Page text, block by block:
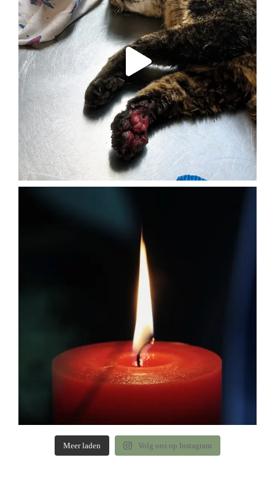
Meer laden Volg ons op Instagram